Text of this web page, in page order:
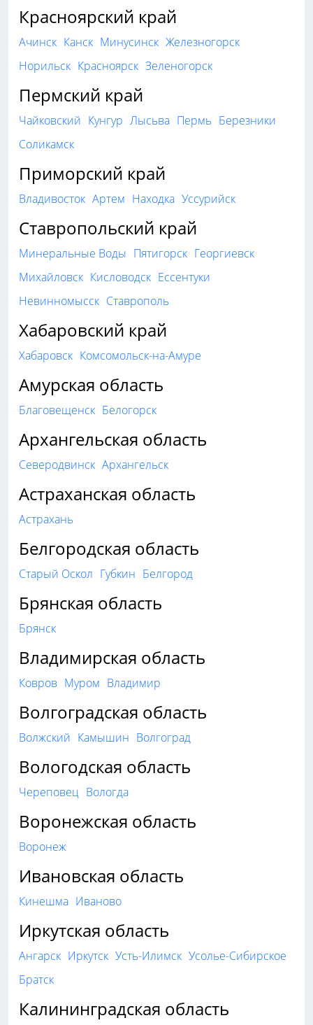
Красноярский край
Ачинск Канск Минусинск Железногорск
Норильск Красноярск Зеленогорск
Пермский край
Чайковский Кунгур Лысьва Пермь Березники
Соликамск
Приморский край
Владивосток Артем Находка Уссурийск
Ставропольский край
Минеральные Воды Пятигорск Георгиевск
Михайловск Кисловодск Ессентуки
Невинномысск Ставрополь
Хабаровский край
Хабаровск Комсомольск-на-Амуре
Амурская область
Благовещенск Белогорск
Архангельская область
Северодвинск Архангельск
Астраханская область
Астрахань
Белгородская область
Старый Оскол Губкин Белгород
Брянская область
Брянск
Владимирская область
Ковров Муром Владимир
Волгоградская область
Волжский Камышин Волгоград
Вологодская область
Череповец Вологда
Воронежская область
Воронеж
Ивановская область
Кинешма Иваново
Иркутская область
Ангарск Иркутск Усть-Илимск Усолье-Сибирское
Братск
Калининградская область